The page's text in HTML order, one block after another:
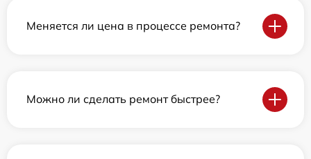
Меняется ли цена в процессе ремонта?
Можно ли сделать ремонт быстрее?